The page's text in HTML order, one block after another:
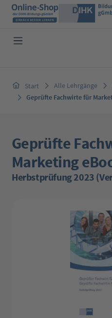
Zum Hauptinhalt springen
Start Alle Lehrgänge
Geprüfte Fachwirte für
Geprüfte
Marketing
Herbstprüfung 2023